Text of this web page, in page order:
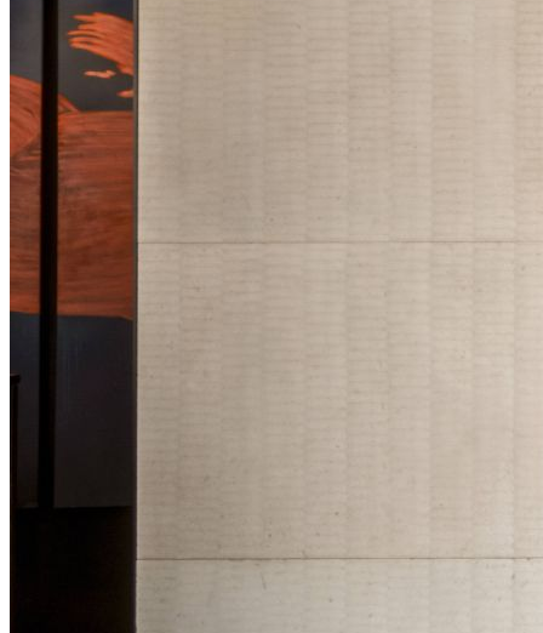
Pour nous contacter au sujet de la présente
déclaration, vous pouvez nous
écrire.PRIVACY@NOBUHOTELS.COM
Veuillez lire attentivement ce qui suit pour
connaître nos pratiques concernant vos
informations personnelles et la façon dont nous
les traitons.
LA FAMILLE NOBU
Les sociétés Nobu dans le monde sont décrites
plus bas
. La présente déclaration de confidentialité
monde, tel qu’il est géré par toute société de la